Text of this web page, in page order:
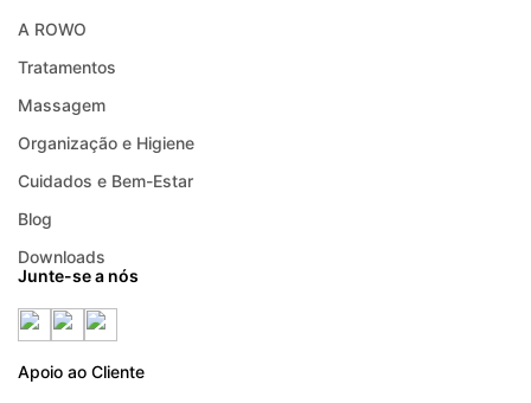
A ROWO
Tratamentos
Massagem
Organização e Higiene
Cuidados e Bem-Estar
Blog
Downloads
Junte-se a nós
Apoio ao Cliente